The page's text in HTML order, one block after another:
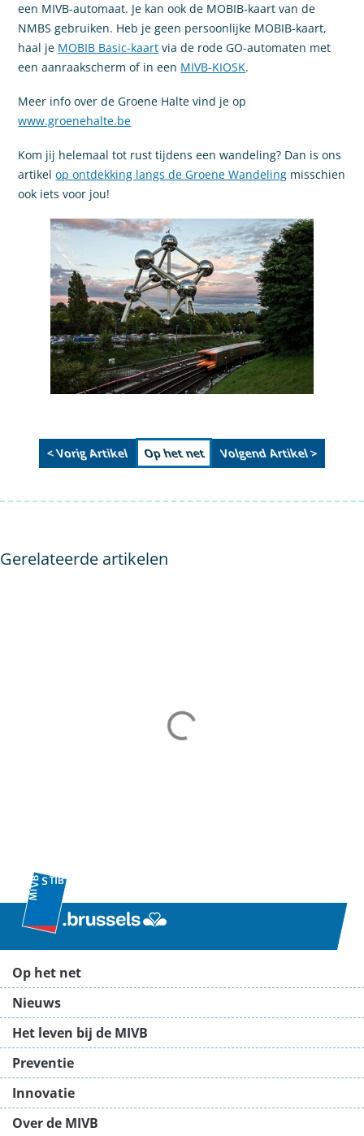
een MIVB-automaat. Je kan ook de MOBIB-kaart van de
NMBS gebruiken. Heb je geen persoonlijke MOBIB-kaart,
haal je MOBIB Basic-kaart via de rode GO-automaten met
een aanraakscherm of in een MIVB-KIOSK.
Meer info over de Groene Halte vind je op
www.groenehalte.be
Kom jij helemaal tot rust tijdens een wandeling? Dan is ons
artikelop ontdekking langs de Groene Wandeling misschien
ook iets voor jou!
< Vorig Artikel Op het net Volgend Artikel >
Gerelateerde artikelen
Op het net
Nieuws
Het leven bij de MIVB
Preventie
Innovatie
Over de MIVB